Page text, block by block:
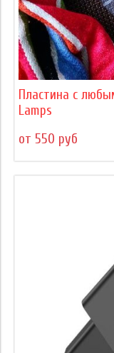
Пластина с
Lamps
от 550 руб